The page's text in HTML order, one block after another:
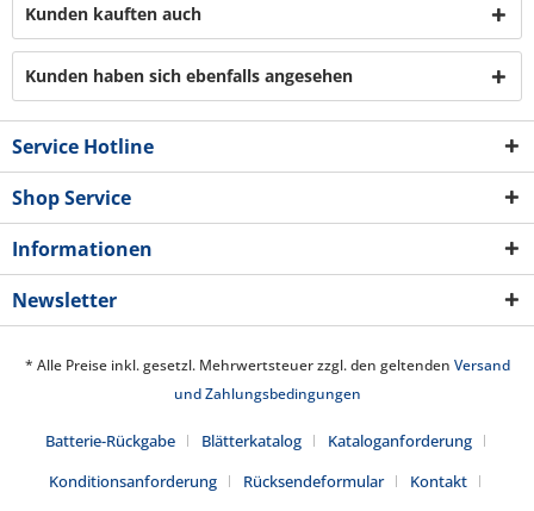
Kunden kauften auch
Kunden haben sich ebenfalls angesehen
Service Hotline
Shop Service
Informationen
Newsletter
* Alle Preise inkl. gesetzl. Mehrwertsteuer zzgl. den geltenden Versand
und Zahlungsbedingungen
Batterie-Rückgabe Blätterkatalog
Kataloganforderung
Konditionsanforderung
Rücksendeformular
Kontakt